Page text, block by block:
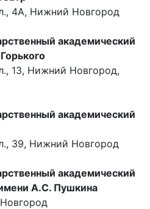
4А, Нижний Новгород
академический
13, Нижний Новгород,
академический
39, Нижний Новгород
академический
А.С. Пушкина